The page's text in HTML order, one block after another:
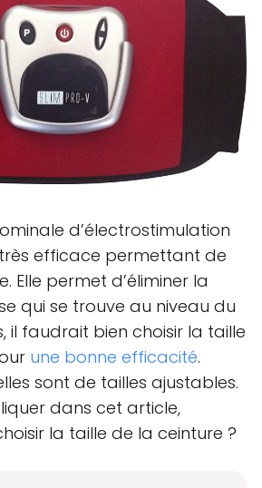
d’électrostimulation
efficace permettant de
Elle permet d’éliminer la
qui se trouve au niveau du
il faudrait bien choisir la taille
une bonne efficacité.
sont de tailles ajustables.
dans cet article,
la taille de la ceinture ?